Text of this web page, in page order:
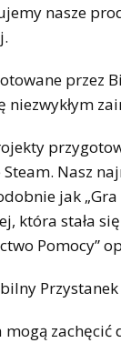
nasze
przez
niezwykłym
Nasz
jak
która stała